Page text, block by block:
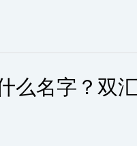
么名字？双